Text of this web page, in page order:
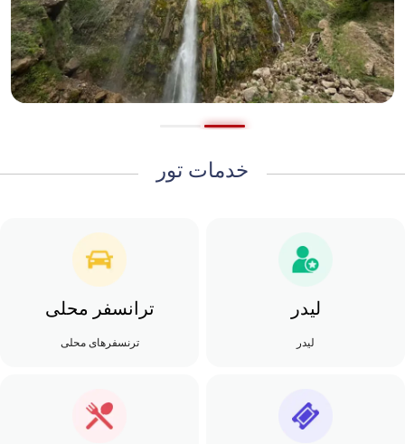
خدمات تور
لیدر
لیدر
ترانسفر محلی
ترنسفرهای محلی